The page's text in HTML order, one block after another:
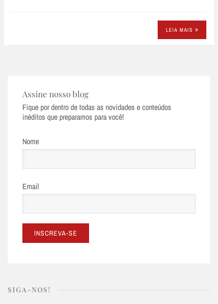
LEIA MAIS
Assine nosso blog
Fique por dentro de todas as novidades e conteúdos
inéditos que preparamos para você!
Nome
Email
SIGA-NOS!